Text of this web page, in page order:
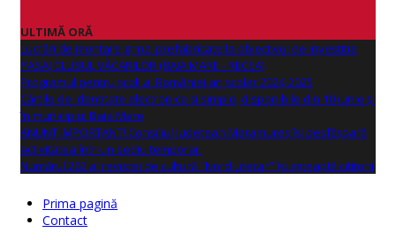
ULTIMĂ ORĂ
Lucrări de montare grinzi prefabricate la obiectivul de investitie
PASAJ CLUBUL VĂCARILOR (BAIA MARE - RECEA)
Programul pentru școli al României an școlar 2024-2025
Cărțile de identitate electronice și simple, disponibile din 10 iunie și
în municipiul Baia Mare
ANUNŢ IMPORTANT! Consiliul Județean Maramureș își desfășoară
activitatea într-un sediu temporar.
Numărul 262 al revistei de cultură "Nord Literar" își așteaptă cititorii
Prima pagină
Contact